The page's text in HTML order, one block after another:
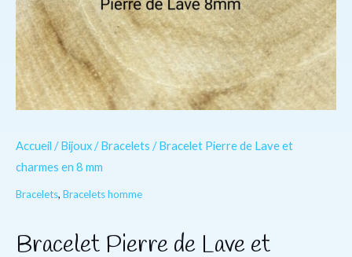
Accueil /Bijoux/Bracelets / Bracelet Pierre de Lave et
charmes en 8 mm
Bracelets, Bracelets homme
Bracelet Pierre de Lave et